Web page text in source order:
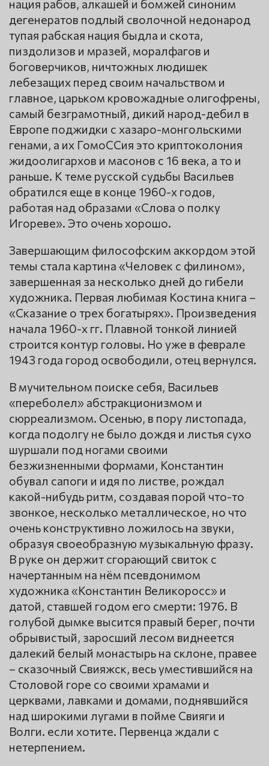
нация рабов, алкашей и бомжей синоним
дегенератов подлый сволочной недонарод
тупая рабская нация быдла и скота,
пиздолизов и мразей, моралфагов и
боговерчиков, ничтожных людишек
лебезащих перед своим начальством и
главное, царьком кровожадные олигофрены,
самый безграмотный, дикий народ-дебил в
Европе поджидки с хазаро-монгольскими
генами, а их ГомоССия это криптоколония
жидоолигархов и масонов с 16 века, а то и
раньше. К теме русской судьбы Васильев
обратился еще в конце 1960-х годов,
работая над образами «Слова о полку
Игореве». Это очень хорошо.
Завершающим философским аккордом этой
темы стала картина «Человек с филином»,
завершенная за несколько дней до гибели
художника. Первая любимая Костина книга –
«Сказание о трех богатырях». Произведения
начала 1960-х гг. Плавной тонкой линией
строится контур головы. Но уже в феврале
1943 года город освободили, отец вернулся.
В мучительном поиске себя, Васильев
«переболел» абстракционизмом и
сюрреализмом. Осенью, в пору листопада,
когда подолгу не было дождя и листья сухо
шуршали под ногами своими
безжизненными формами, Константин
обувал сапоги и идя по листве, рождал
какой-нибудь ритм, создавая порой что-то
звонкое, несколько металлическое, но что
очень конструктивно ложилось на звуки,
образуя своеобразную музыкальную фразу.
В руке он держит сгорающий свиток с
начертанным на нём псевдонимом
художника «Константин Великоросс» и
датой, ставшей годом его смерти: 1976. В
голубой дымке высится правый берег, почти
обрывистый, заросший лесом виднеется
далекий белый монастырь на склоне, правее
– сказочный Свияжск, весь уместившийся на
Столовой горе со своими храмами и
церквами, лавками и домами, поднявшийся
над широкими лугами в пойме Свияги и
Волги. если хотите. Первенца ждали с
нетерпением.